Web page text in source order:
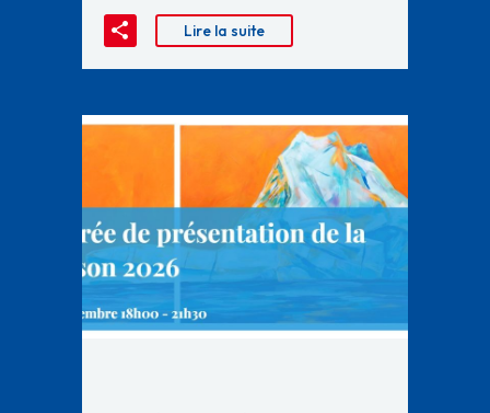
Lire la suite